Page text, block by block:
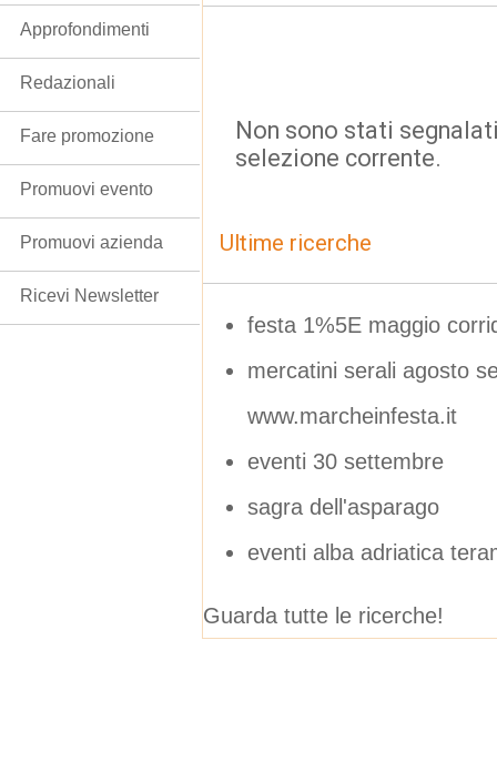
Non sono stati
selezione corrente.
Ultime ricerche
festa 1%5E maggio
mercatini serali agosto
www.marcheinfesta.it
eventi 30 settembre
sagra dell'asparago
eventi alba adriatica
Guarda tutte le ricerche!
Approfondimenti
Redazionali
Fare promozione
Promuovi evento
Promuovi azienda
Ricevi Newsletter